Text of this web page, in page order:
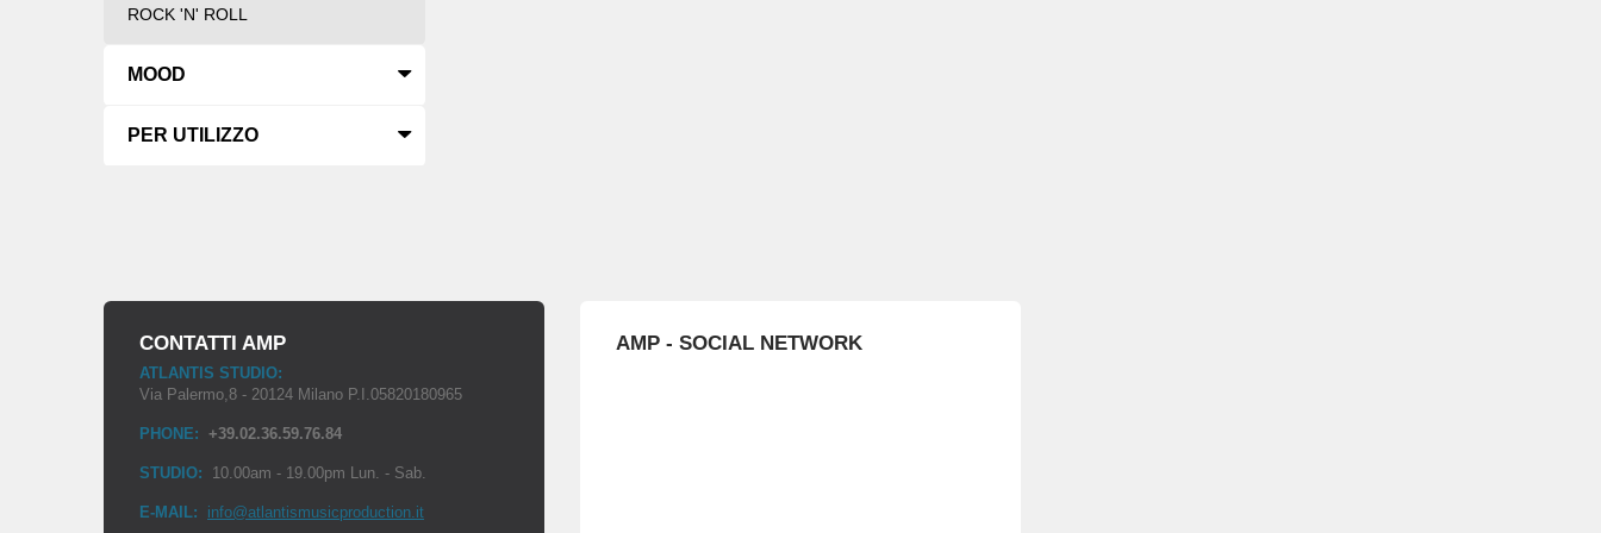
ROCK 'N' ROLL
MOOD
PER UTILIZZO
CONTATTI AMP
ATLANTIS STUDIO:
Via Palermo,8 - 20124 Milano P.I.05820180965
PHONE: +39.02.36.59.76.84
STUDIO: 10.00am - 19.00pm Lun. - Sab.
E-MAIL: info@atlantismusicproduction.it
AMP - SOCIAL NETWORK